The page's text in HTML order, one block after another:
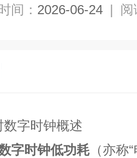
间： 2026-06-24 | 阅
数字时钟概述
字时钟低功耗 （亦